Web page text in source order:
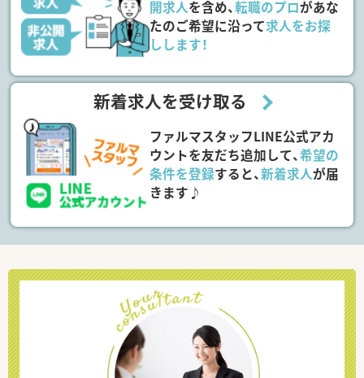
開求人を含め、転職のプロがあな
たのご希望に沿って求人をお探
しします！
新着求人を受け取る
ファルマスタッフLINE公式アカ
ウントを友だち追加して、希望の
条件を登録すると、新着求人が届
きます♪